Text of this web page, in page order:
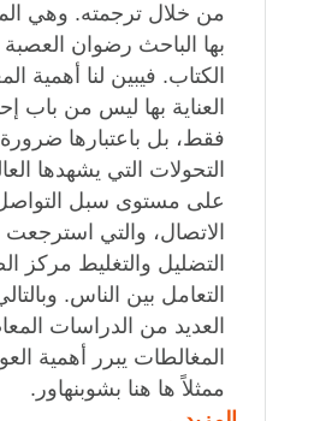
من خلال ترجمته. وهي
بها الباحث رضوان
الكتاب. فيبين لنا أهمية
العناية بها ليس من باب
فقط، بل باعتبارها
التحولات التي يشهدها
على مستوى سبل
الاتصال، والتي
التضليل والتغليط مركز
التعامل بين الناس.
العديد من الدراسات
المغالطات يبرر أهمية
ممثلاً ها هنا بشوبنهاور.